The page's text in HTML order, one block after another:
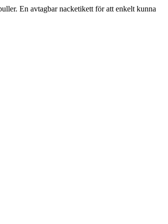
En avtagbar nacketikett för att enkelt kunna